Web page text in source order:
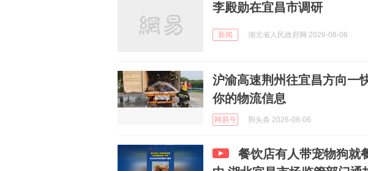
李殿勋在宜昌市调研
新闻 湖北省人民政府网 2026-08-06
沪渝高速荆州往宜昌方向一
你的物流信息
网易号 荆头条 2026-08-06
餐饮店有人带宠物狗就